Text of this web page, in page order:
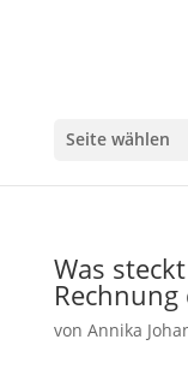
Seite wählen
Was
Rechnung
von Annika